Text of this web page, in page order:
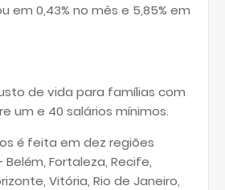
em 0,43% no mês e 5,85% em
de vida para famílias com
um e 40 salários mínimos.
é feita em dez regiões
Fortaleza, Recife,
Vitória, Rio de Janeiro,